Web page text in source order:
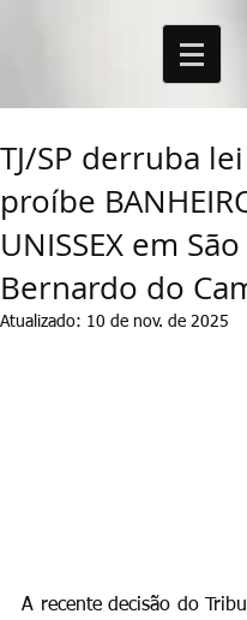
TJ/SP derruba
proíbe
UNISSEX em São
Bernardo do
Atualizado: 10 de nov. de 2025
A recente decisão do